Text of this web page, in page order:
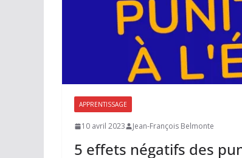
APPRENTISSAGE
10 avril 2023 Jean-François Belmonte
5 effets négatifs des